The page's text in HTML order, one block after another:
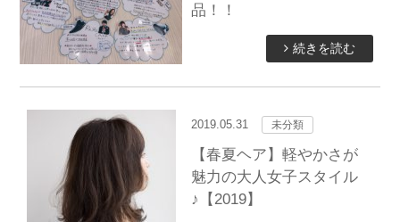
品！！
続きを読む
2019.05.31 未分類
【春夏ヘア】軽やかさが
魅力の大人女子スタイル
♪【2019】